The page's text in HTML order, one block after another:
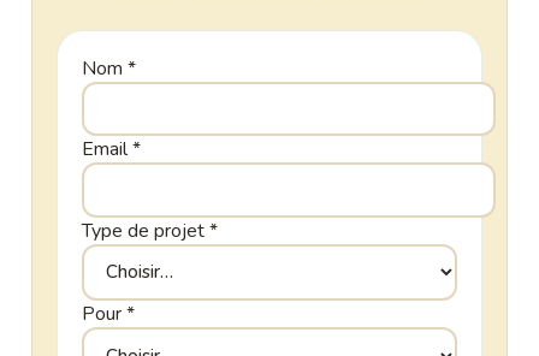
Nom *
Email*
Type de projet*
Pour*